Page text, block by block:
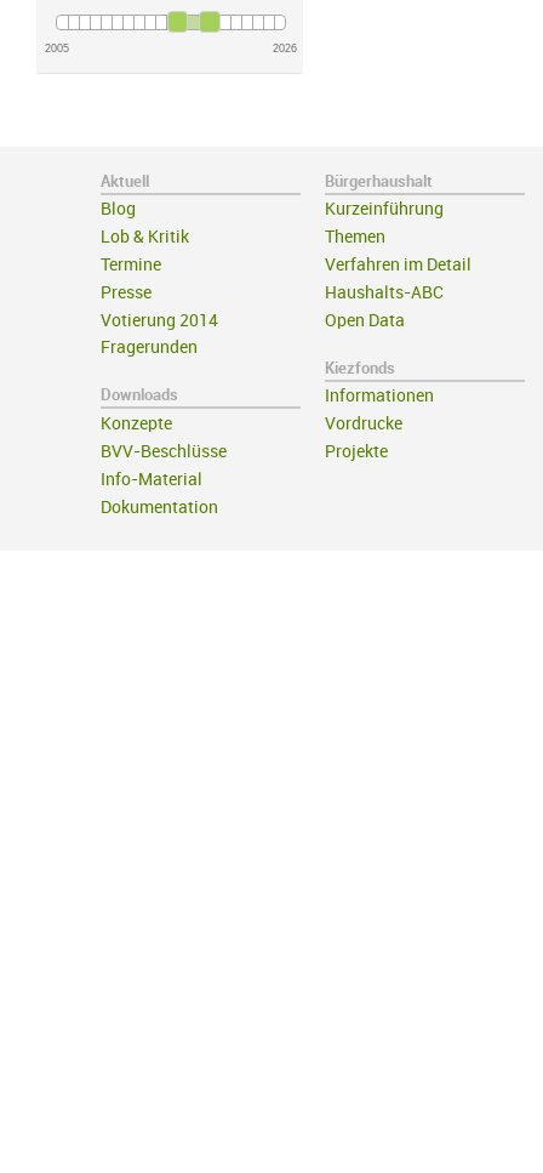
2005 2026
Aktuell
Blog
Lob & Kritik
Termine
Presse
Votierung 2014
Fragerunden
Downloads
Konzepte
BVV-Beschlüsse
Info-Material
Dokumentation
Bürgerhaushalt
Kurzeinführung
Themen
Verfahren im Detail
Haushalts-ABC
Open Data
Kiezfonds
Informationen
Vordrucke
Projekte